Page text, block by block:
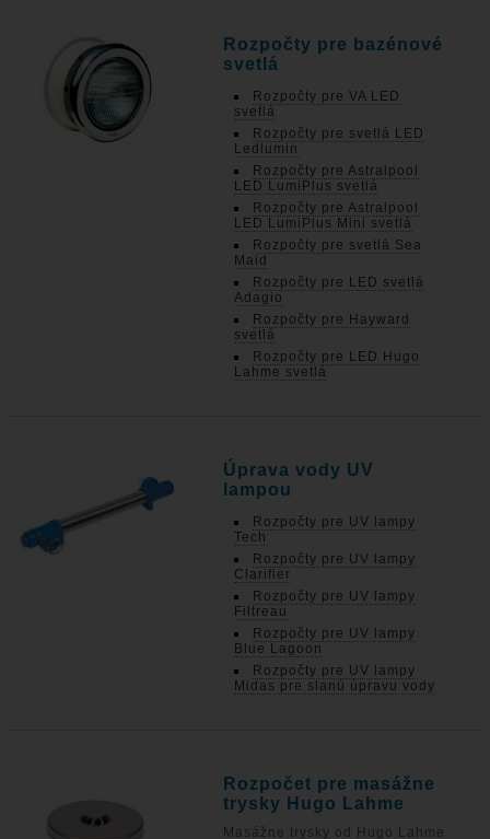
Rozpočty pre bazénové
svetlá
Rozpočty pre VA LED
svetlá
Rozpočty pre svetlá LED
Ledlumin
Rozpočty pre Astralpool
LED LumiPlus svetlá
Rozpočty pre Astralpool
LED LumiPlus Mini svetlá
Rozpočty pre svetlá Sea
Maid
Rozpočty pre LED svetlá
Adagio
Rozpočty pre Hayward
svetlá
Rozpočty pre LED Hugo
Lahme svetlá
Úprava vody UV
lampou
Rozpočty pre UV lampy
Tech
Rozpočty pre UV lampy
Clarifier
Rozpočty pre UV lampy
Filtreau
Rozpočty pre UV lampy
Blue Lagoon
Rozpočty pre UV lampy
Midas pre slanú úpravu vody
Rozpočet pre masážne
trysky Hugo Lahme
Masážne trysky od Hugo Lahme